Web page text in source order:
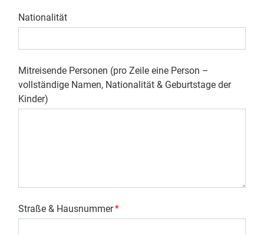
Nationalität
Mitreisende Personen (pro Zeile eine Person –
vollständige Namen, Nationalität & Geburtstage der
Kinder)
Straße & Hausnummer*